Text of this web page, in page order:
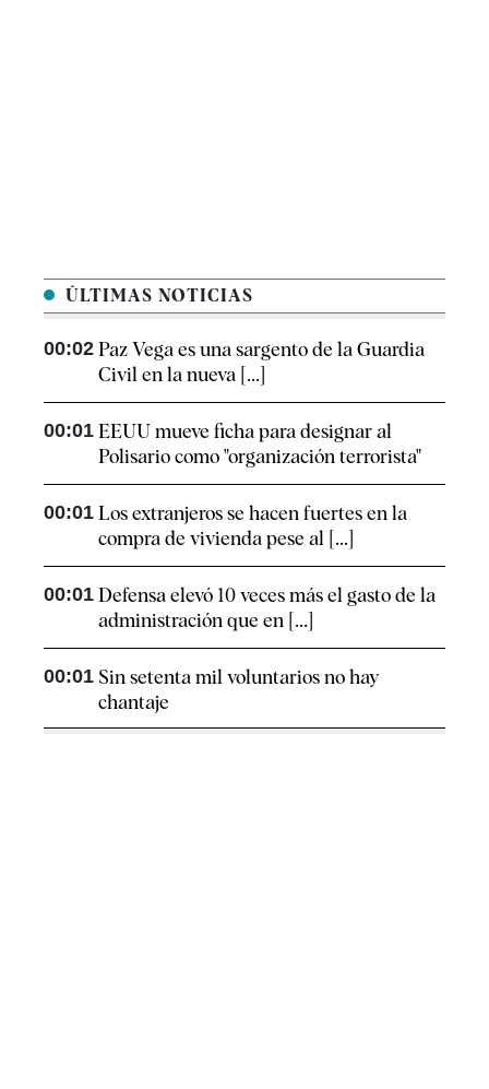
ÚLTIMAS NOTICIAS
00:02 Paz Vega es una sargento de la Guardia
Civil en la nueva [...]
00:01 EEUU mueve ficha para designar al
Polisario como "organización terrorista"
00:01 Los extranjeros se hacen fuertes en la
compra de vivienda pese al [...]
00:01 Defensa elevó 10 veces más el gasto de la
administración que en [...]
00:01 Sin setenta mil voluntarios no hay
chantaje